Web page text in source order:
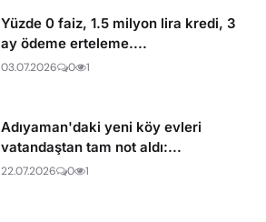
Yüzde 0 faiz, 1.5 milyon lira kredi, 3
ay ödeme erteleme....
03.07.2026 0 1
Adıyaman'daki yeni köy evleri
vatandaştan tam not aldı:...
22.07.2026 0 1